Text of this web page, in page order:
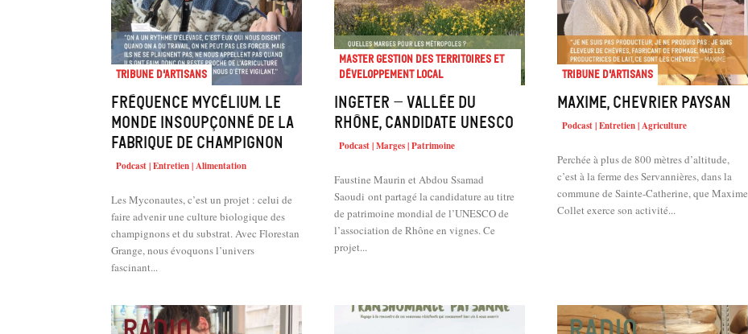
Tribune d'artisans
Fréquence Mycélium. Le
monde insoupçonné de la
fabrique de champignon
Podcast | Entretien | Alimentation
Les Myconautes, c’est un projet : celui de
faire advenir une culture biologique des
champignons et du substrat. Avec Florestan
Grange, nous évoquons l’univers
fascinant...
Master Gestion des territoires et
développement local
INGETER – Vallée du
Rhône, candidate UNESCO
Podcast | Marges | Patrimoine
Faustine Maurin et Abdou Ssamad
Saoudi ont partagé la candidature au titre
de patrimoine mondial de l’UNESCO de
l’association de Rhône en vignes. Ce
projet...
Tribune d'artisans
Maxime, chevrier paysan
Podcast | Entretien | Agriculture
Perchée à plus de 800 mètres d’altitude,
c’est à la ferme des Servannières, dans la
commune de Sainte-Catherine, que Maxime
Collet exerce son activité...